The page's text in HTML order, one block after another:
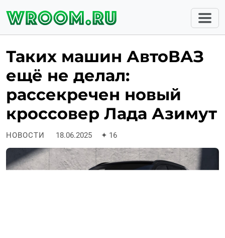
Таких машин АвтоВАЗ
ещё не делал:
рассекречен новый
кроссовер Лада Азимут
НОВОСТИ 18.06.2025 ✦ 16